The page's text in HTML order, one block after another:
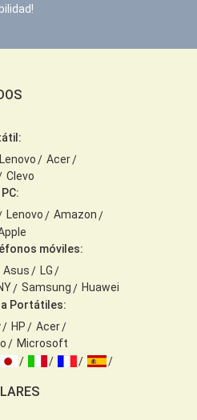
Lenovo
Acer
Clevo
Lenovo
Amazon
móviles:
Asus
LG
Samsung
Huawei
Portátiles:
HP
Acer
Microsoft